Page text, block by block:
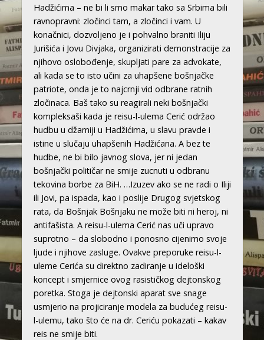
Hadžićima – ne bi li smo makar tako sa Srbima bili
ravnopravni: zločinci tam, a zločinci i vam. U
konačnici, dozvoljeno je i pohvalno braniti Iliju
Jurišića i Jovu Divjaka, organizirati demonstracije za
njihovo oslobođenje, skupljati pare za advokate,
ali kada se to isto učini za uhapšene bošnjačke
patriote, onda je to najcrnji vid odbrane ratnih
zločinaca. Baš tako su reagirali neki bošnjački
kompleksaši kada je reisu-l-ulema Cerić održao
hudbu u džamiji u Hadžićima, u slavu pravde i
istine u slučaju uhapšenih Hadžićana. A bez te
hudbe, ne bi bilo javnog slova, jer ni jedan
bošnjački političar ne smije zucnuti u odbranu
tekovina borbe za BiH. …Izuzev ako se ne radi o Iliji
ili Jovi, pa ispada, kao i poslije Drugog svjetskog
rata, da Bošnjak Bošnjaku ne može biti ni heroj, ni
antifašista. A reisu-l-ulema Cerić nas uči upravo
suprotno – da slobodno i ponosno cijenimo svoje
ljude i njihove zasluge. Ovakve preporuke reisu-l-
uleme Cerića su direktno zadiranje u ideloški
koncept i smjernice ovog rasističkog dejtonskog
poretka. Stoga je dejtonski aparat sve snage
usmjerio na projiciranje modela za budućeg reisu-
l-ulemu, tako što će na dr. Ceriću pokazati – kakav
reis ne smije biti.